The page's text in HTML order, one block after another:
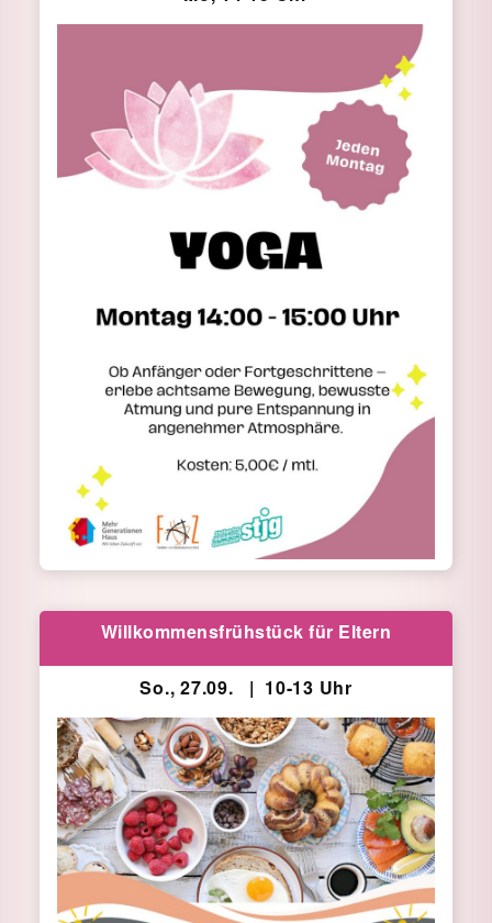
Willkommensfrühstück für Eltern
So., 27.09. | 10-13 Uhr